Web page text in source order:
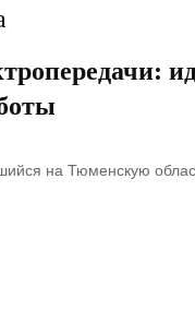
на Тюменскую